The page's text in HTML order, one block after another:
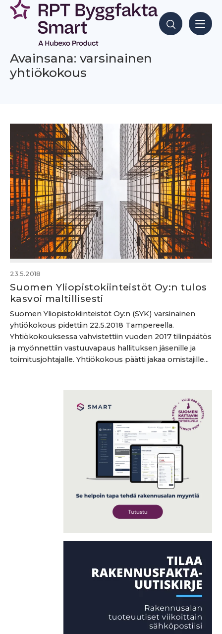
Siirry
sisältöön
Hae sisältöjä
Avainsana: varsinainen
yhtiökokous
23.5.2018
Suomen Yliopistokiinteistöt Oy:n tulos
kasvoi maltillisesti
Suomen Yliopistokiinteistöt Oy:n (SYK) varsinainen
yhtiökokous pidettiin 22.5.2018 Tampereella.
Yhtiökokouksessa vahvistettiin vuoden 2017 tilinpäätös
ja myönnettiin vastuuvapaus hallituksen jäsenille ja
toimitusjohtajalle. Yhtiökokous päätti jakaa omistajille...